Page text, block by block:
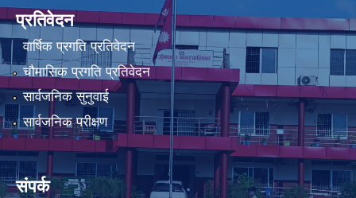
प्रतिवेदन
वार्षिक प्रगति प्रतिवेदन
चौमासिक प्रगति प्रतिवेदन
सार्वजनिक सुनुवाई
सार्वजनिक परीक्षण
संपर्क